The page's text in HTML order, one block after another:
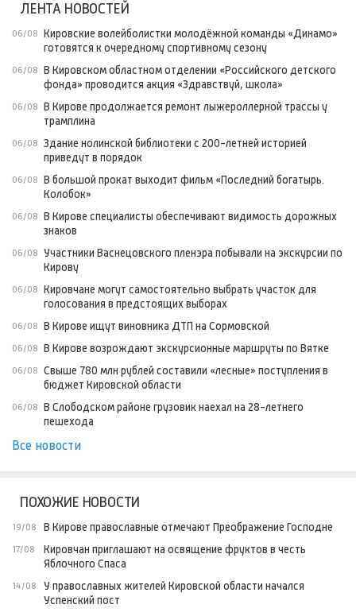
ЛЕНТА НОВОСТЕЙ
06/08 Кировские волейболистки молодёжной команды «Динамо»
готовятся к очередному спортивному сезону
06/08 В Кировском областном отделении «Российского детского
фонда» проводится акция «Здравствуй, школа»
06/08 В Кирове продолжается ремонт лыжероллерной трассы у
трамплина
06/08 Здание нолинской библиотеки с 200-летней историей
приведут в порядок
06/08 В большой прокат выходит фильм «Последний богатырь.
Колобок»
06/08 В Кирове специалисты обеспечивают видимость дорожных
знаков
06/08 Участники Васнецовского пленэра побывали на экскурсии по
Кирову
06/08 Кировчане могут самостоятельно выбрать участок для
голосования в предстоящих выборах
06/08 В Кирове ищут виновника ДТП на Сормовской
06/08 В Кирове возрождают экскурсионные маршруты по Вятке
06/08 Свыше 780 млн рублей составили «лесные» поступления в
бюджет Кировской области
06/08 В Слободском районе грузовик наехал на 28-летнего
пешехода
Все новости
ПОХОЖИЕ НОВОСТИ
19/08 В Кирове православные отмечают Преображение Господне
17/08
Кировчан приглашают на освящение фруктов в честь
Яблочного Спаса
14/08
У православных жителей Кировской области начался
Успенский пост